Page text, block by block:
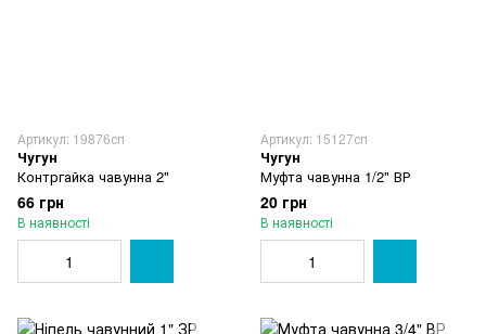
Артикул: 19876сп
Чугун
Контргайка чавунна 2"
66 грн
В наявності
Артикул: 15127сп
Чугун
Муфта чавунна 1/2" ВР
20 грн
В наявності